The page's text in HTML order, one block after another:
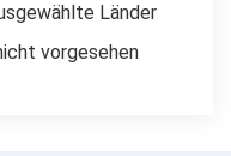
Länder
vorgesehen